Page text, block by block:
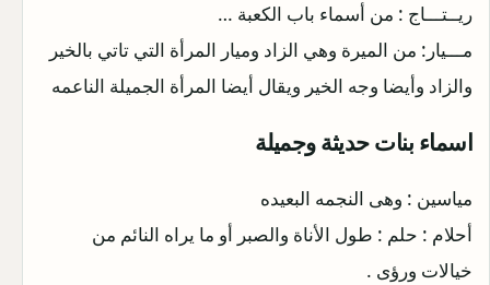
ريــتـــاج : من أسماء باب الكعبة …
مـــيار: من الميرة وهي الزاد وميار المرأة التي تاتي بالخير
والزاد وأيضا وجه الخير ويقال أيضا المرأة الجميلة الناعمه
اسماء بنات حديثة وجميلة
مياسين : وهى النجمه البعيده
أحلام : حلم : طول الأناة والصبر أو ما يراه النائم من
خيالات ورؤى .